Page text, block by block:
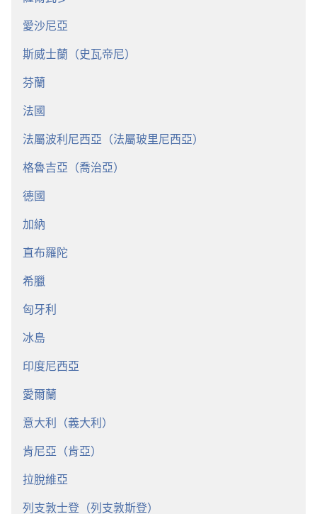
愛沙尼亞
斯威士蘭（史瓦帝尼）
芬蘭
法國
法屬波利尼西亞（法屬玻里尼西亞）
格魯吉亞（喬治亞）
德國
加納
直布羅陀
希臘
匈牙利
冰島
印度尼西亞
愛爾蘭
意大利（義大利）
肯尼亞（肯亞）
拉脫維亞
列支敦士登（列支敦斯登）